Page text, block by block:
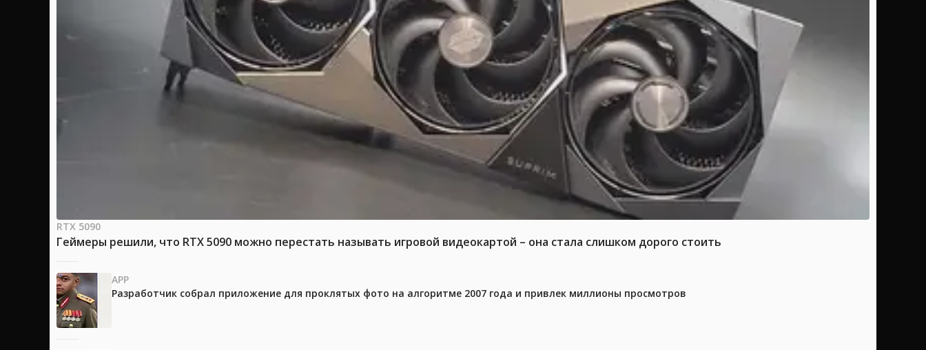
RTX 5090
Геймеры решили, что RTX 5090 можно перестать называть игровой видеокартой – она стала слишком дорого стоить
APP
Разработчик собрал приложение для проклятых фото на алгоритме 2007 года и привлек миллионы просмотров